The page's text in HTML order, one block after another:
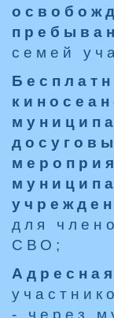
семей
для
СВО;
- через